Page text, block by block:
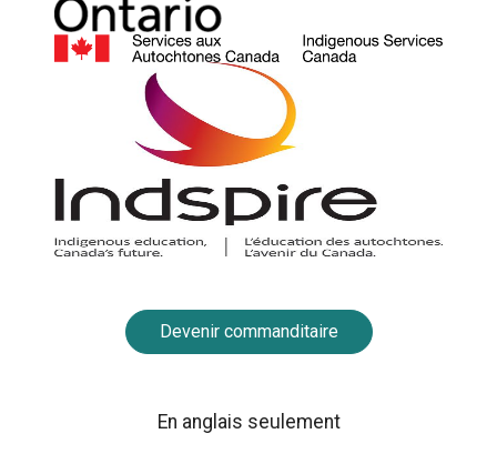
Devenir commanditaire
En anglais seulement